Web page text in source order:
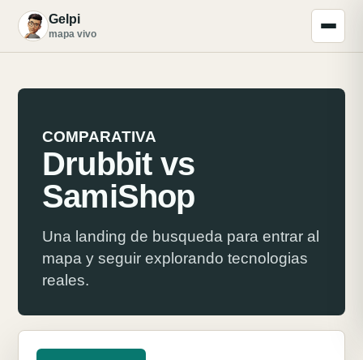
G Gelpi
mapa vivo
COMPARATIVA
Drubbit vs
SamiShop
Una landing de busqueda para entrar al
mapa y seguir explorando tecnologias
reales.